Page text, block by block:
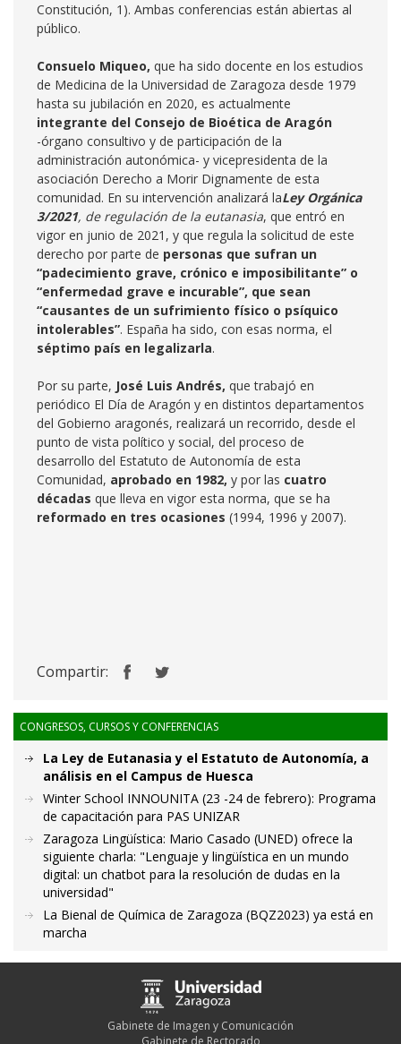
Constitución, 1). Ambas conferencias están abiertas al
público.
Consuelo Miqueo, que ha sido docente en los estudios
de Medicina de la Universidad de Zaragoza desde 1979
hasta su jubilación en 2020, es actualmente
integrante del Consejo de Bioética de Aragón
-órgano consultivo y de participación de la
administración autonómica- y vicepresidenta de la
asociación Derecho a Morir Dignamente de esta
comunidad. En su intervención analizará laLey Orgánica
3/2021, de regulación de la eutanasia, que entró en
vigor en junio de 2021, y que regula la solicitud de este
derecho por parte de personas que sufran un
“padecimiento grave, crónico e imposibilitante” o
“enfermedad grave e incurable”, que sean
“causantes de un sufrimiento físico o psíquico
intolerables”. España ha sido, con esas norma, el
séptimo país en legalizarla.
Por su parte, José Luis Andrés, que trabajó en
periódico El Día de Aragón y en distintos departamentos
del Gobierno aragonés, realizará un recorrido, desde el
punto de vista político y social, del proceso de
desarrollo del Estatuto de Autonomía de esta
Comunidad, aprobado en 1982, y por las cuatro
décadas que lleva en vigor esta norma, que se ha
reformado en tres ocasiones (1994, 1996 y 2007).
Compartir:
CONGRESOS, CURSOS Y CONFERENCIAS
La Ley de Eutanasia y el Estatuto de Autonomía, a
análisis en el Campus de Huesca
Winter School INNOUNITA (23 -24 de febrero): Programa
de capacitación para PAS UNIZAR
Zaragoza Lingüística: Mario Casado (UNED) ofrece la
siguiente charla: "Lenguaje y lingüística en un mundo
digital: un chatbot para la resolución de dudas en la
universidad"
La Bienal de Química de Zaragoza (BQZ2023) ya está en
marcha
Gabinete de Imagen y Comunicación
Gabinete de Rectorado